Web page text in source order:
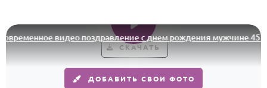
видео поздравление с днем рождения мужчине 45 лет
СКАЧАТЬ
ДОБАВИТЬ СВОИ ФОТО